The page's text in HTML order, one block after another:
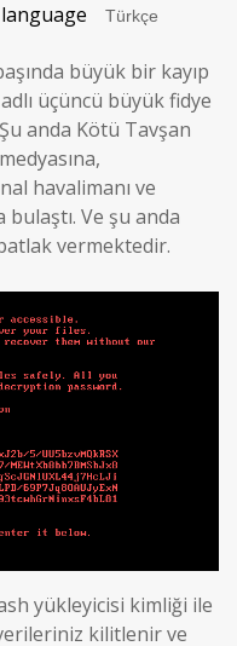
büyük bir kayıp
üçüncü büyük fidye
Şu anda Kötü Tavşan
havalimanı ve
bulaştı. Ve şu anda
vermektedir.
yükleyicisi kimliği ile
kilitlenir ve